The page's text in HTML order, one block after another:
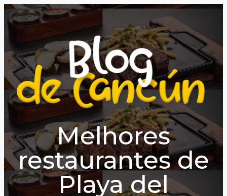
Melhores
restaurantes de
Playa del